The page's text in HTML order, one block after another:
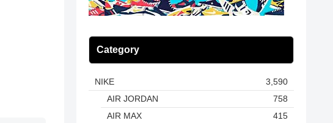
Category
NIKE
3,590
AIR JORDAN
758
AIR MAX
415